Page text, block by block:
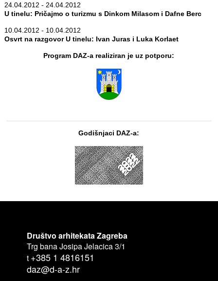
24.04.2012 - 24.04.2012
U tinelu: Pričajmo o turizmu s Dinkom Milasom i Dafne Berc
10.04.2012 - 10.04.2012
Osvrt na razgovor U tinelu: Ivan Juras i Luka Korlaet
Program DAZ-a realiziran je uz potporu:
Godišnjaci DAZ-a:
Društvo arhitekata Zagreba
Trg bana Josipa Jelacica 3/1
t +385 1 4816151
daz@d-a-z.hr